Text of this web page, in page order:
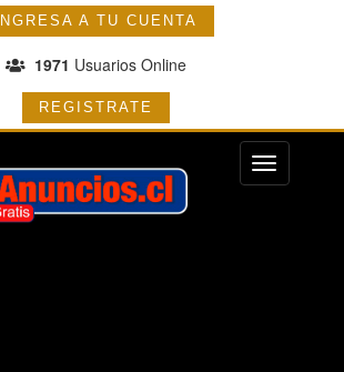
INGRESA A TU CUENTA
1971 Usuarios Online
REGISTRATE
Menu